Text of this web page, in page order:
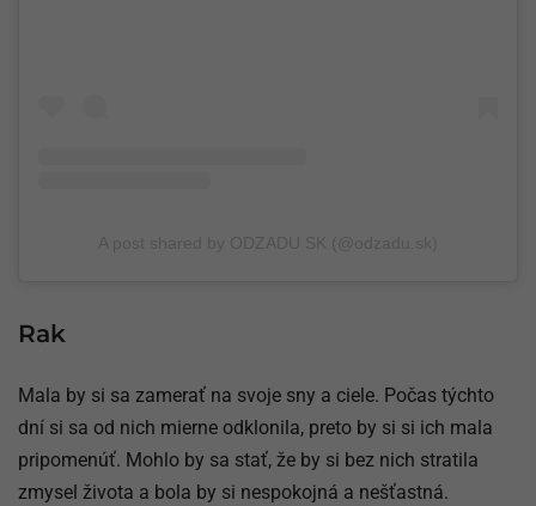
Rak
Mala by si sa zamerať na svoje sny a ciele. Počas týchto
dní si sa od nich mierne odklonila, preto by si si ich mala
pripomenúť. Mohlo by sa stať, že by si bez nich stratila
zmysel života a bola by si nespokojná a nešťastná.